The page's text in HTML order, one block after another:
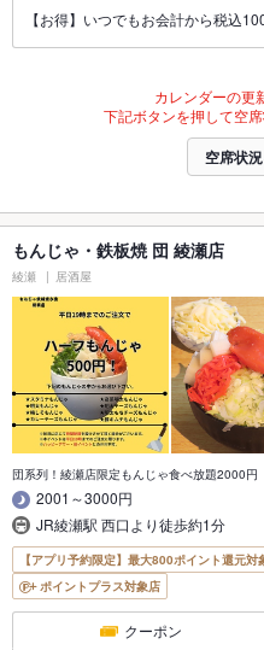
【お得】いつでもお会計から税込
カレンダーの更
下記ボタンを押して空
空席状
もんじゃ・鉄板焼 団 綾瀬店
綾瀬 居酒屋
団系列！綾瀬店限定もんじゃ食べ放題2000円
2001～3000円
JR綾瀬駅 西口より徒歩約1分
【アプリ予約限定】最大800ポイント還元対
ポイントプラス対象店
クーポン